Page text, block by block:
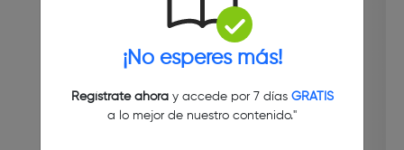
¡No esperes más!
Regístrate ahoray accede por 7 días GRATIS
a lo mejor de nuestro contenido."